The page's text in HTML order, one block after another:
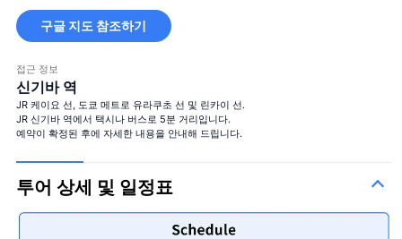
구글 지도 참조하기
접근 정보
신기바 역
JR 케이요 선, 도쿄 메트로 유라쿠초 선 및 린카이 선.
JR 신기바 역에서 택시나 버스로 5분 거리입니다.
예약이 확정된 후에 자세한 내용을 안내해 드립니다.
투어 상세 및 일정표